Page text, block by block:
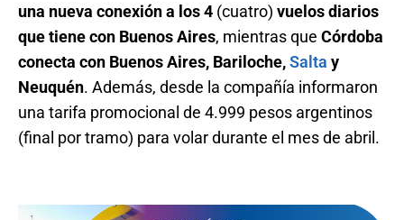
una nueva conexión a los 4 (cuatro) vuelos diarios
que tiene con Buenos Aires, mientras que Córdoba
conecta con Buenos Aires, Bariloche,Salta y
Neuquén. Además, desde la compañía informaron
una tarifa promocional de 4.999 pesos argentinos
(final por tramo) para volar durante el mes de abril.